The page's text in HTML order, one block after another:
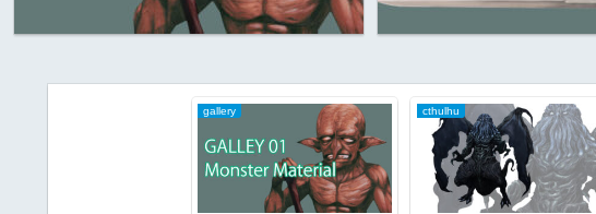
gallery cthulhu